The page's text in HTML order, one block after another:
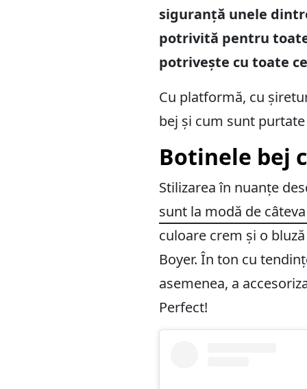
siguranță unele
potrivită pentru
potrivește cu toate
Cu platformă, cu
bej și cum sunt
Botinele bej
Stilizarea în nuanțe
sunt la modă de
culoare crem și o
Boyer. În ton cu
asemenea, a
Perfect!